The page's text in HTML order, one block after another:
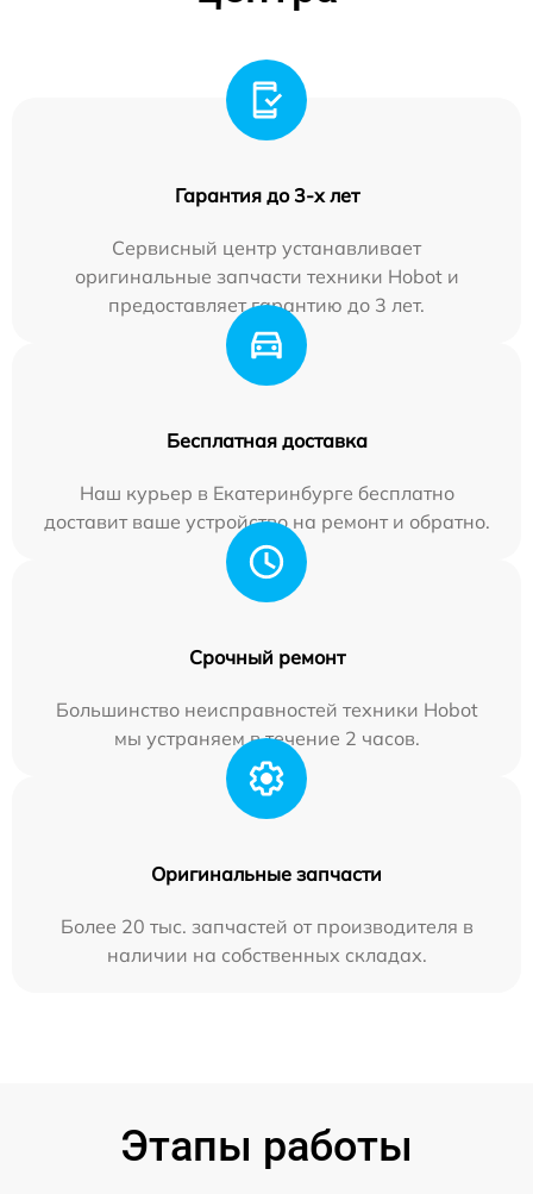
Гарантия до 3-х лет
Сервисный центр устанавливает
оригинальные запчасти техники Hobot и
предоставляет гарантию до 3 лет.
Бесплатная доставка
Наш курьер в Екатеринбурге бесплатно
доставит ваше устройство на ремонт и обратно.
Срочный ремонт
Большинство неисправностей техники Hobot
мы устраняем в течение 2 часов.
Оригинальные запчасти
Более 20 тыс. запчастей от производителя в
наличии на собственных складах.
Этапы работы